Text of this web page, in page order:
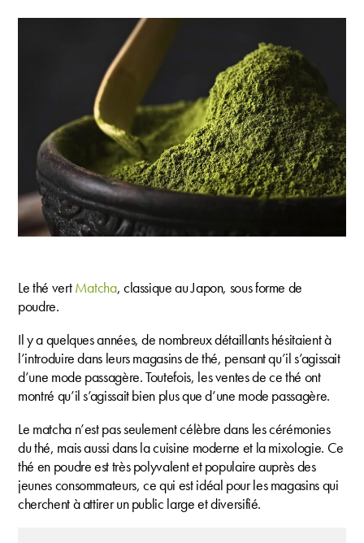
Le thé vertMatcha, classique au Japon, sous forme de
poudre.
Il y a quelques années, de nombreux détaillants hésitaient à
l’introduire dans leurs magasins de thé, pensant qu’il s’agissait
d’une mode passagère. Toutefois, les ventes de ce thé ont
montré qu’il s’agissait bien plus que d’une mode passagère.
Le matcha n’est pas seulement célèbre dans les cérémonies
du thé, mais aussi dans la cuisine moderne et la mixologie. Ce
thé en poudre est très polyvalent et populaire auprès des
jeunes consommateurs, ce qui est idéal pour les magasins qui
cherchent à attirer un public large et diversifié.